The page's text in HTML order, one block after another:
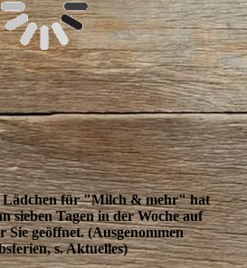
Lädchen für"Milch & mehr" hat
sieben Tagen in der Woche auf
Sie geöffnet. (Ausgenommen
s. Aktuelles)